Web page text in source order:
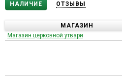
НАЛИЧИЕ ОТЗЫВЫ
МАГАЗИН
Магазин церковной утвари